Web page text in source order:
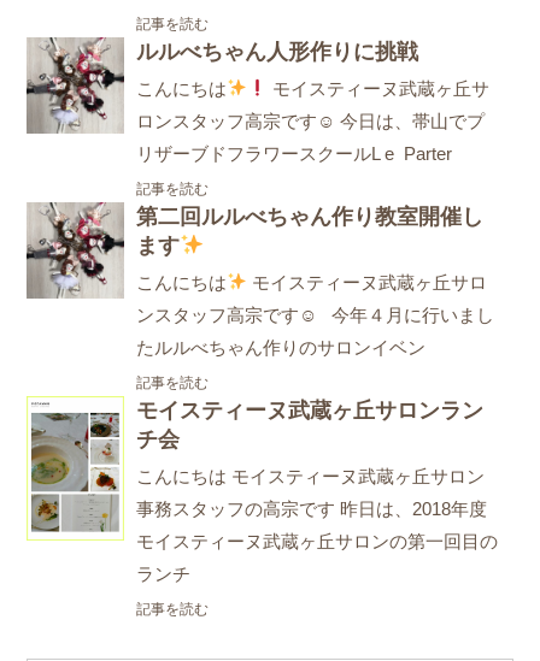
記事を読む
ルルべちゃん人形作りに挑戦
こんにちは
モイスティーヌ武蔵ヶ丘サ
ロンスタッフ高宗です☺ 今日は、帯山でプ
リザーブドフラワースクールL e Parter
記事を読む
第二回ルルべちゃん作り教室開催し
ます
こんにちは
モイスティーヌ武蔵ヶ丘サロ
ンスタッフ高宗です☺ 今年４月に行いまし
たルルべちゃん作りのサロンイベン
記事を読む
モイスティーヌ武蔵ヶ丘サロンラン
チ会
こんにちは モイスティーヌ武蔵ヶ丘サロン
事務スタッフの高宗です 昨日は、2018年度
モイスティーヌ武蔵ヶ丘サロンの第一回目の
ランチ
記事を読む